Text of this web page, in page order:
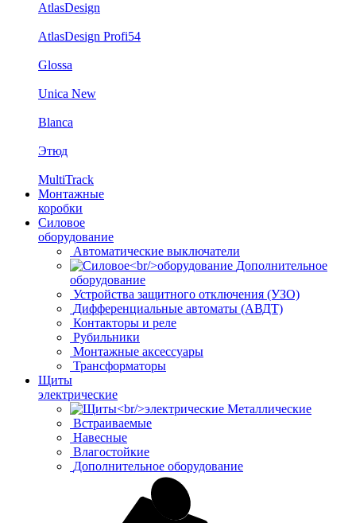
AtlasDesign
AtlasDesign Profi54
Glossa
Unica New
Blanca
Этюд
MultiTrack
Монтажные
коробки
Силовое
оборудование
Автоматические выключатели
Дополнительное
оборудование
Устройства защитного отключения (УЗО)
Дифференциальные автоматы (АВДТ)
Контакторы и реле
Рубильники
Монтажные аксессуары
Трансформаторы
Щиты
электрические
Металлические
Встраиваемые
Навесные
Влагостойкие
Дополнительное оборудование